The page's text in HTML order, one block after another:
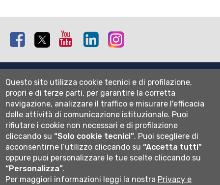
Facebook Twitter Youtube Linkedin
Mappa del sito
Normativa cookie
Informativa privacy
Cookie settings
Wi-fi
Webmail
Università degli studi di Bergamo
Questo sito utilizza cookie tecnici e di profilazione,
propri e di terze parti, per garantire la corretta
navigazione, analizzare il traffico e misurare l'efficacia
delle attività di comunicazione istituzionale. Puoi
rifiutare i cookie non necessari e di profilazione
cliccando su“Solo cookie tecnici”. Puoi scegliere di
acconsentirne l’utilizzo cliccando su“Accetta tutti”
oppure puoi personalizzare le tue scelte cliccando su
“Personalizza”.
Per maggiori informazioni leggi la nostra Privacy e